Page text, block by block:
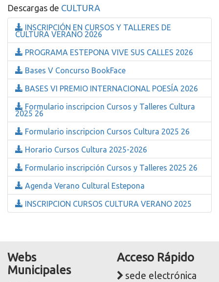
Descargas de CULTURA
INSCRIPCIÓN EN CURSOS Y TALLERES DE
CULTURA VERANO 2026
PROGRAMA ESTEPONA VIVE SUS CALLES 2026
Bases V Concurso BookFace
BASES VI PREMIO INTERNACIONAL POESÍA 2026
Formulario inscripcion Cursos y Talleres Cultura
2025 26
Formulario inscripcion Cursos Cultura 2025 26
Horario Cursos Cultura 2025-2026
Formulario inscripción Cursos y Talleres 2025 26
Agenda Verano Cultural Estepona
INSCRIPCION CURSOS CULTURA VERANO 2025
Webs
Municipales
Acceso Rápido
sede electrónica